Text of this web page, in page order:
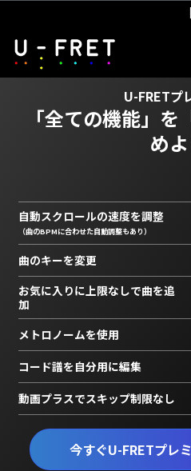
U-FRETプ
「全ての機能」を
め
今すぐU-FRETプレ
自動スクロールの速度を調整
（曲のBPMに合わせた自動調整もあり）
曲のキーを変更
お気に入りに上限なしで曲を追
加
メトロノームを使用
コード譜を自分用に編集
動画プラスでスキップ制限なし